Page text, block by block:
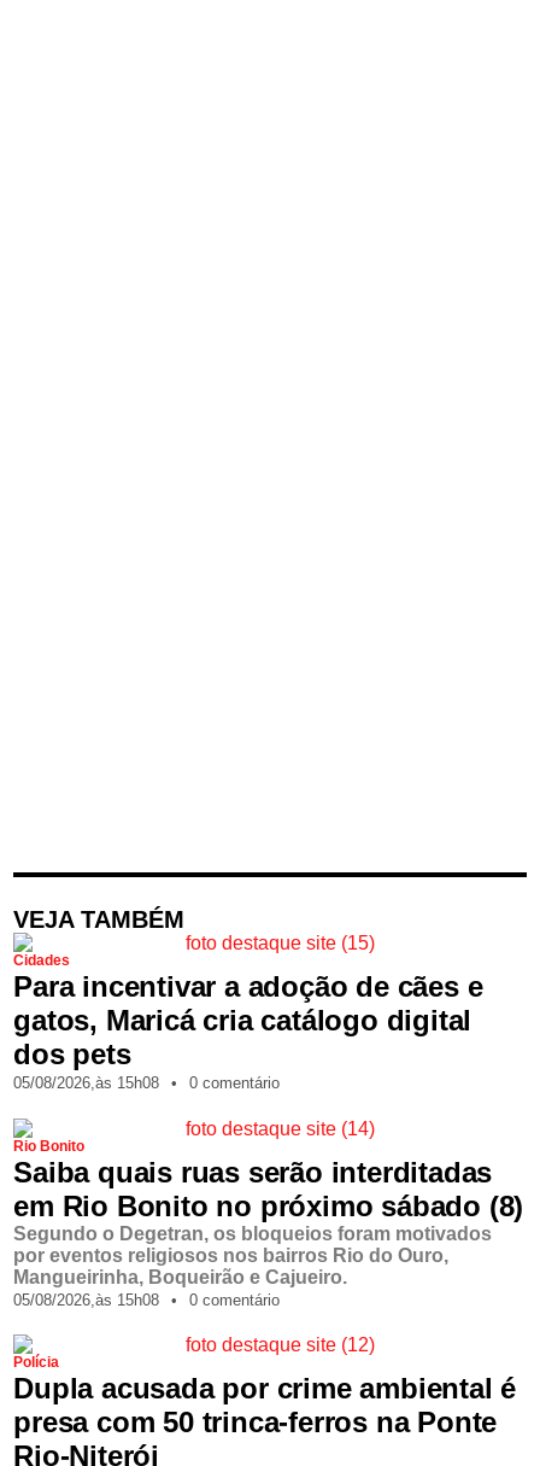
VEJA TAMBÉM
Cidades
Para incentivar a adoção de cães e
gatos, Maricá cria catálogo digital
dos pets
05/08/2026,às 15h08 • 0 comentário
Rio Bonito
Saiba quais ruas serão interditadas
em Rio Bonito no próximo sábado (8)
Segundo o Degetran, os bloqueios foram motivados
por eventos religiosos nos bairros Rio do Ouro,
Mangueirinha, Boqueirão e Cajueiro.
05/08/2026,às 15h08 • 0 comentário
Polícia
Dupla acusada por crime ambiental é
presa com 50 trinca-ferros na Ponte
Rio-Niterói